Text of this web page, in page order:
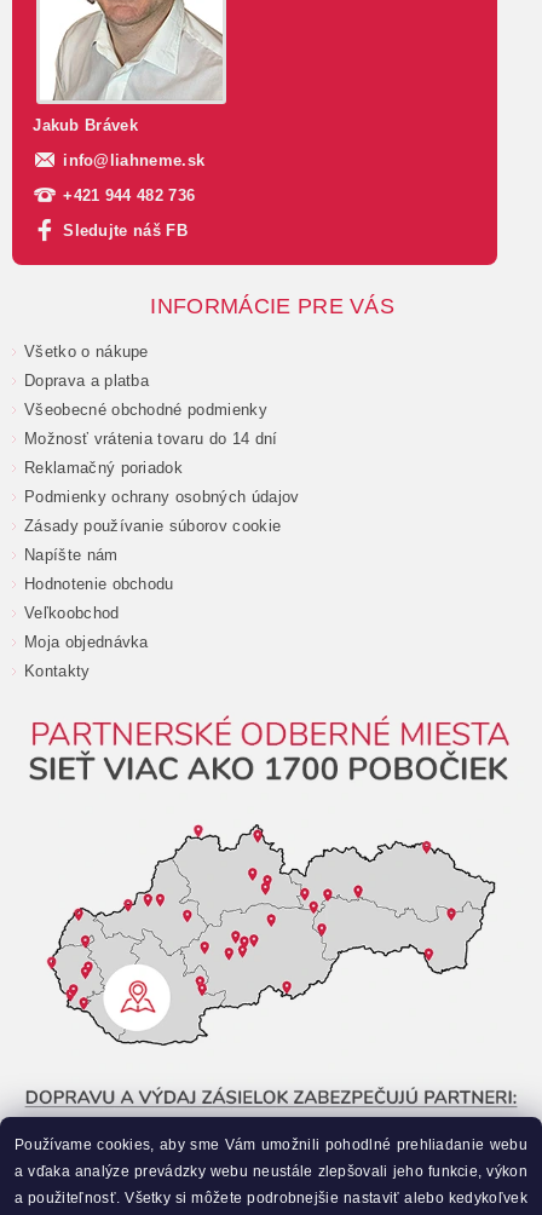
Jakub Brávek
info@ liahneme.sk
+421 944 482 736
Sledujte náš FB
INFORMÁCIE PRE VÁS
Všetko o nákupe
Doprava a platba
Všeobecné obchodné podmienky
Možnosť vrátenia tovaru do 14 dní
Reklamačný poriadok
Podmienky ochrany osobných údajov
Zásady používanie súborov cookie
Napíšte nám
Hodnotenie obchodu
Veľkoobchod
Moja objednávka
Kontakty
Používame cookies, aby sme Vám umožnili pohodlné prehliadanie webu
a vďaka analýze prevádzky webu neustále zlepšovali jeho funkcie, výkon
a použiteľnosť. Všetky si môžete podrobnejšie nastaviť alebo kedykoľvek